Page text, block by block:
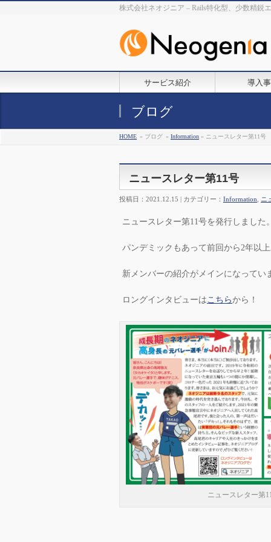
株式会社ネオジニア – Rails特化型、少数精鋭
サービス紹介 導入
ブログ
HOME » ブログ » Information » ニュースレター第11号
ニュースレター第11号
投稿日：2021.12.15 | カテゴリー： Information ニ
ニュースレター第11号を発行しました。
パンデミックもあって前回から2年以
新メンバーの紹介がメインになってい
ロングインタビューは こちらから！
ニュースレター第